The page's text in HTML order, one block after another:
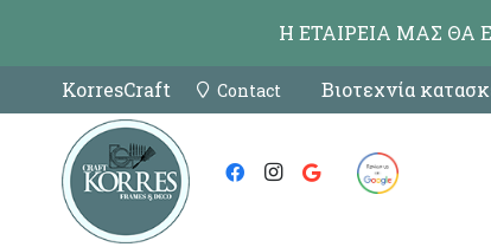
KorresCraft Contact Βιοτεχνία
Η ΕΤΑΙΡΕΙΑ ΜΑΣ ΘΑ